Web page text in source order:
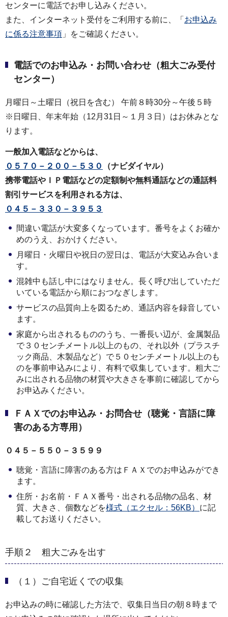
センターに電話でお申し込みください。
また、インターネット受付をご利用する前に、「 お申込み
に係る注意事項 」をご確認ください。
電話でのお申込み・お問い合わせ（粗大ごみ受付
センター）
月曜日～土曜日（祝日を含む） 午前８時30分～午後５時
※日曜日、年末年始（12月31日～１月３日）はお休みとな
ります。
一般加入電話などからは、
０５７０－２００－５３０
（ナビダイヤル）
携帯電話やＩＰ電話などの定額制や無料通話などの通話料
割引サービスを利用される方は、
０４５－３３０－３９５３
間違い電話が大変多くなっています。番号をよくお確か
めのうえ、おかけください。
月曜日・火曜日や祝日の翌日は、電話が大変込み合いま
す。
混雑中も話し中にはなりません。長く呼び出していただ
いている電話から順におつなぎします。
サービスの品質向上を図るため、通話内容を録音してい
ます。
家庭から出されるもののうち、一番長い辺が、金属製品
で３０センチメートル以上のもの、それ以外（プラスチ
ック商品、木製品など）で５０センチメートル以上のも
のを事前申込みにより、有料で収集しています。粗大ご
みに出される品物の材質や大きさを事前に確認してから
お申込みください。
ＦＡＸでのお申込み・お問合せ（聴覚・言語に障
害のある方専用）
０４５－５５０－３５９９
聴覚・言語に障害のある方はＦＡＸでのお申込みができ
ます。
住所・お名前・ＦＡＸ番号・出される品物の品名、材
質、大きさ、個数などを様式（エクセル：56KB） に記
載してお送りください。
手順２ 粗大ごみを出す
（１）ご自宅近くでの収集
お申込みの時に確認した方法で、収集日当日の朝８時まで